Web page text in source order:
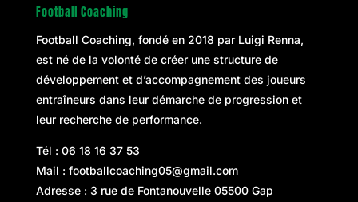
Football Coaching
Football Coaching, fondé en 2018 par Luigi Renna,
est né de la volonté de créer une structure de
développement et d’accompagnement des joueurs
entraîneurs dans leur démarche de progression et
leur recherche de performance.
Tél : 06 18 16 37 53
Mail : footballcoaching05@gmail.com
Adresse : 3 rue de Fontanouvelle 05500 Gap